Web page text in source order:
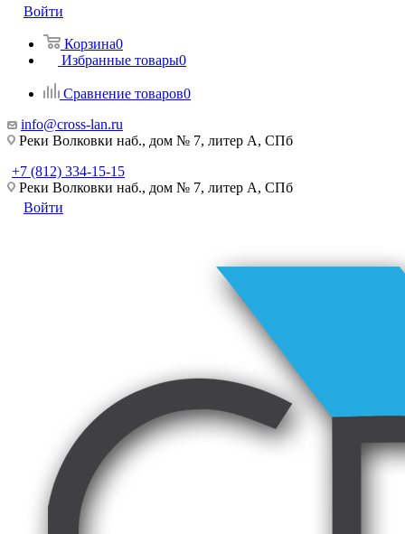
Войти
Корзина0
Избранные товары0
Сравнение товаров0
info@cross-lan.ru
Реки Волковки наб., дом № 7, литер А, СПб
+7 (812) 334-15-15
Реки Волковки наб., дом № 7, литер А, СПб
Войти